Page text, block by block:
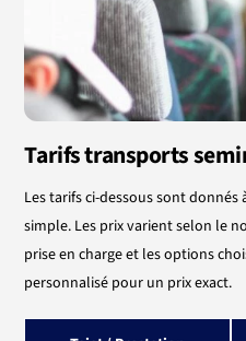
Tarifs transports
Les tarifs ci-dessous sont
simple. Les prix varient selon le
prise en charge et les options
personnalisé pour un prix exact.